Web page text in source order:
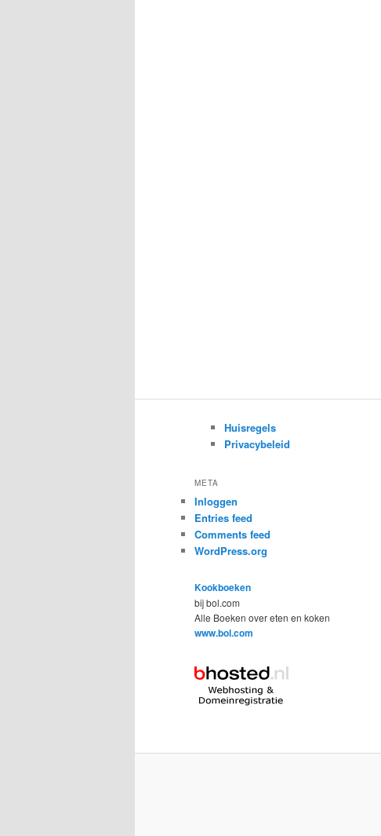
Huisregels
Privacybeleid
META
Inloggen
Entries feed
Comments feed
WordPress.org
Kookboeken
bij bol.com
Alle Boeken over eten en koken
www.bol.com